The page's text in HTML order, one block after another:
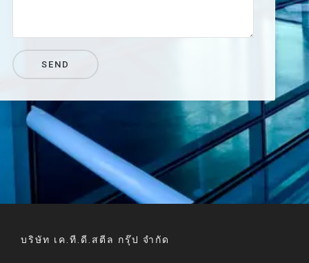
SEND
บริษัท เค.ที.ดี.สตีล กรุ๊ป จำกัด